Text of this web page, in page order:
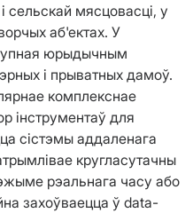
сельскай мясцовасці, у
аб'ектах. У
юрыдычным
і прыватных дамоў.
комплекснае
інструментаў для
сістэмы аддаленага
кругласутачны
рэальнага часу або
захоўваецца ў data-